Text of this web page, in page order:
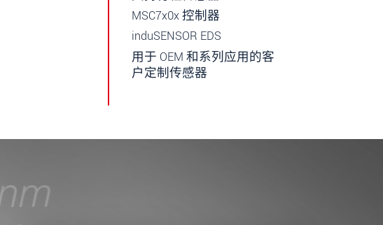
MSC7x0x 控制器
induSENSOR EDS
用于 OEM 和系列应用的客
户定制传感器